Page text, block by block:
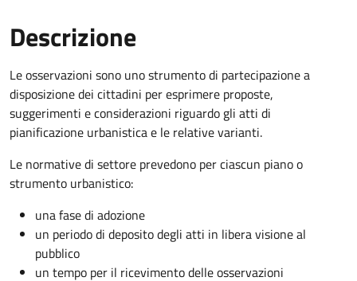
Descrizione
Le osservazioni sono uno strumento di partecipazione a
disposizione dei cittadini per esprimere proposte,
suggerimenti e considerazioni riguardo gli atti di
pianificazione urbanistica e le relative varianti.
Le normative di settore prevedono per ciascun piano o
strumento urbanistico:
una fase di adozione
un periodo di deposito degli atti in libera visione al
pubblico
un tempo per il ricevimento delle osservazioni